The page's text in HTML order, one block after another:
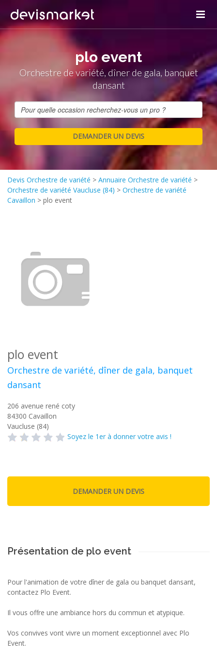
plo event
Orchestre de variété, dîner de gala, banquet
dansant
Devis Orchestre de variété > Annuaire Orchestre de variété >
Orchestre de variété Vaucluse (84) > Orchestre de variété
Cavaillon > plo event
plo event
Orchestre de variété, dîner de gala, banquet
dansant
206 avenue rené coty
84300 Cavaillon
Vaucluse (84)
Soyez le 1er à donner votre avis !
Présentation de plo event
Pour l'animation de votre dîner de gala ou banquet dansant,
contactez Plo Event.
Il vous offre une ambiance hors du commun et atypique.
Vos convives vont vivre un moment exceptionnel avec Plo
Event.